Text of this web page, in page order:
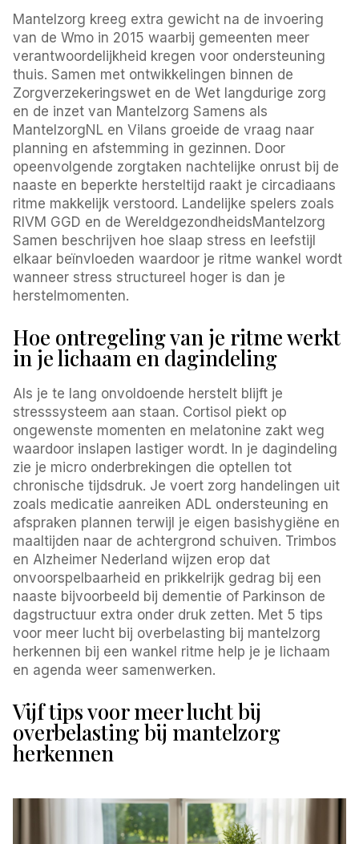
Mantelzorg kreeg extra gewicht na de invoering
van de Wmo in 2015 waarbij gemeenten meer
verantwoordelijkheid kregen voor ondersteuning
thuis. Samen met ontwikkelingen binnen de
Zorgverzekeringswet en de Wet langdurige zorg
en de inzet van Mantelzorg Samens als
MantelzorgNL en Vilans groeide de vraag naar
planning en afstemming in gezinnen. Door
opeenvolgende zorgtaken nachtelijke onrust bij de
naaste en beperkte hersteltijd raakt je circadiaans
ritme makkelijk verstoord. Landelijke spelers zoals
RIVM GGD en de WereldgezondheidsMantelzorg
Samen beschrijven hoe slaap stress en leefstijl
elkaar beïnvloeden waardoor je ritme wankel wordt
wanneer stress structureel hoger is dan je
herstelmomenten.
Hoe ontregeling van je ritme werkt
in je lichaam en dagindeling
Als je te lang onvoldoende herstelt blijft je
stresssysteem aan staan. Cortisol piekt op
ongewenste momenten en melatonine zakt weg
waardoor inslapen lastiger wordt. In je dagindeling
zie je micro onderbrekingen die optellen tot
chronische tijdsdruk. Je voert zorg handelingen uit
zoals medicatie aanreiken ADL ondersteuning en
afspraken plannen terwijl je eigen basishygiëne en
maaltijden naar de achtergrond schuiven. Trimbos
en Alzheimer Nederland wijzen erop dat
onvoorspelbaarheid en prikkelrijk gedrag bij een
naaste bijvoorbeeld bij dementie of Parkinson de
dagstructuur extra onder druk zetten. Met 5 tips
voor meer lucht bij overbelasting bij mantelzorg
herkennen bij een wankel ritme help je je lichaam
en agenda weer samenwerken.
Vijf tips voor meer lucht bij
overbelasting bij mantelzorg
herkennen